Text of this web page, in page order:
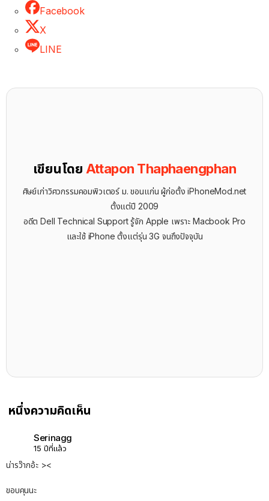
Facebook
X
LINE
เขียนโดย Attapon Thaphaengphan
ศิษย์เก่าวิศวกรรมคอมพิวเตอร์ ม. ขอนแก่น ผู้ก่อตั้ง iPhoneMod.net
ตั้งแต่ปี 2009
อดีต Dell Technical Support รู้จัก ​Apple เพราะ Macbook Pro
และใช้ iPhone ตั้งแต่รุ่น 3G จนถึงปัจจุบัน
หนึ่งความคิดเห็น
Serinagg
15 ปีที่แล้ว
น่ารว๊ากอ้ะ ><
ขอบคุนนะ